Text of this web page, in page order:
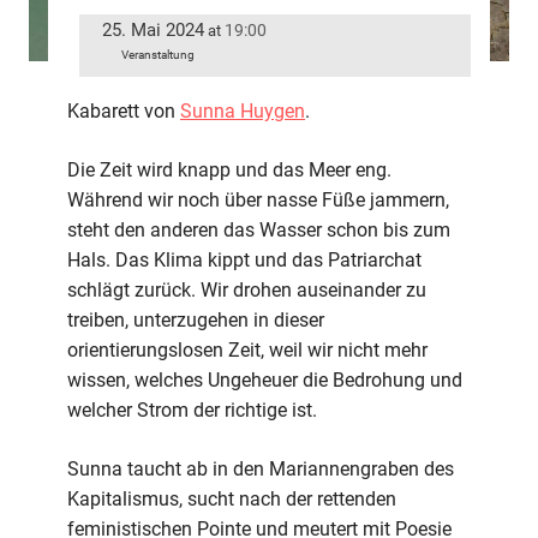
25. Mai 2024 at 19:00
Veranstaltung
Kabarett von Sunna Huygen.
Die Zeit wird knapp und das Meer eng.
Während wir noch über nasse Füße jammern,
steht den anderen das Wasser schon bis zum
Hals. Das Klima kippt und das Patriarchat
schlägt zurück. Wir drohen auseinander zu
treiben, unterzugehen in dieser
orientierungslosen Zeit, weil wir nicht mehr
wissen, welches Ungeheuer die Bedrohung und
welcher Strom der richtige ist.
Sunna taucht ab in den Mariannengraben des
Kapitalismus, sucht nach der rettenden
feministischen Pointe und meutert mit Poesie